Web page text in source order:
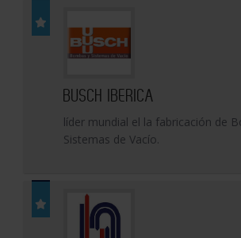
BUSCH IBERICA
líder mundial el la fabricación de
Sistemas de Vacío.